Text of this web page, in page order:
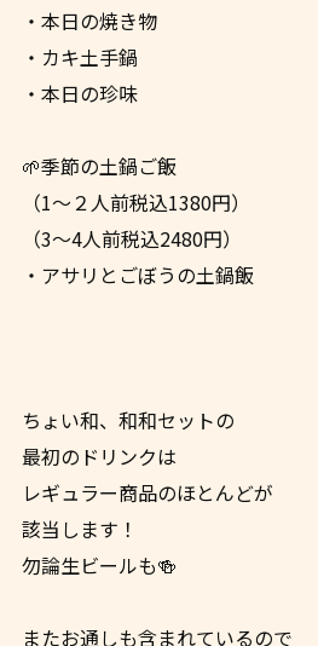
・本日の焼き物
・カキ土手鍋
・本日の珍味
🌱季節の土鍋ご飯
（1〜２人前税込1380円）
（3〜4人前税込2480円）
・アサリとごぼうの土鍋飯
ちょい和、和和セットの
最初のドリンクは
レギュラー商品のほとんどが
該当します！
勿論生ビールも🍻
またお通しも含まれているので